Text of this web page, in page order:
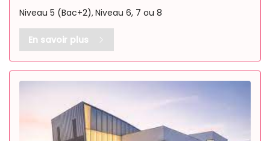
Niveau 5 (Bac+2), Niveau 6, 7 ou 8
En savoir plus